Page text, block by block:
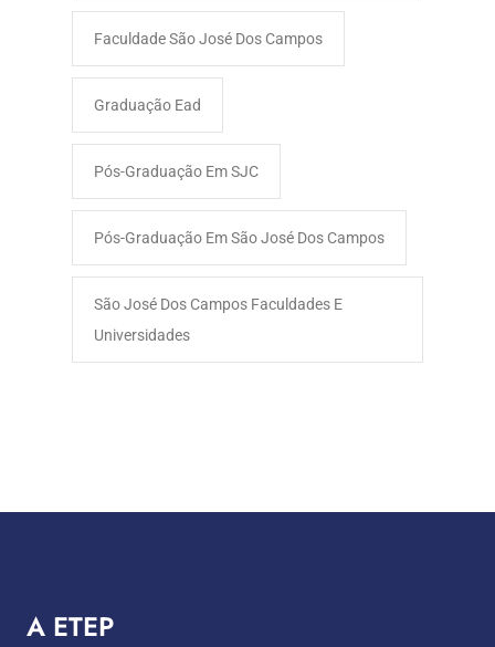
Faculdade São José Dos Campos​
Graduação Ead
Pós-Graduação Em SJC
Pós-Graduação Em São José Dos Campos
São José Dos Campos Faculdades E
Universidades
A ETEP